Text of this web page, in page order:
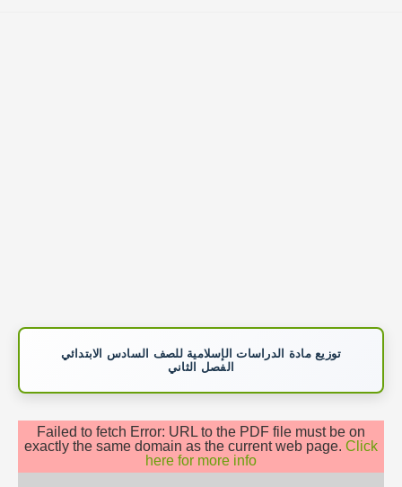
توزيع مادة الدراسات الإسلامية للصف السادس الابتدائي
الفصل الثاني
Failed to fetch Error: URL to the PDF file must be on
exactly the same domain as the current web page. Click
here for more info